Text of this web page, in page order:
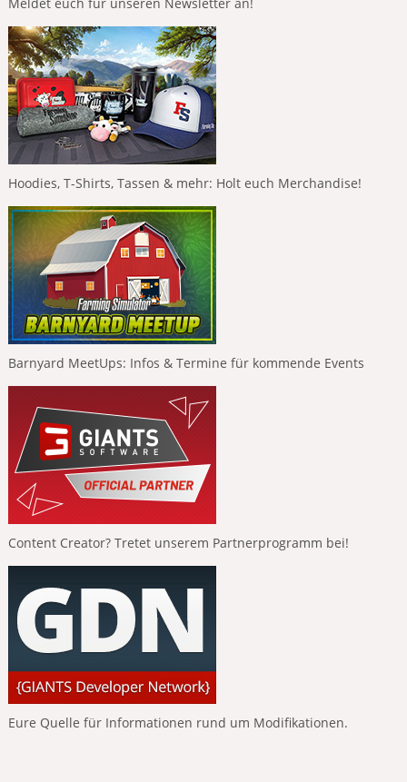
Hoodies, T-Shirts, Tassen & mehr: Holt euch Merchandise!
Barnyard MeetUps: Infos & Termine für kommende Events
Content Creator? Tretet unserem Partnerprogramm bei!
Eure Quelle für Informationen rund um Modifikationen.